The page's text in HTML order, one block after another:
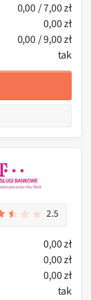
0,00 / 7,00 zł
0,00 zł
0,00 / 9,00 zł
tak
2.5
0,00 zł
0,00 zł
0,00 zł
tak